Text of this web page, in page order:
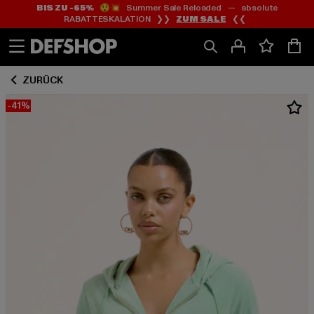
Zum
Inhalt
springen
Zum
Fußzeile
springen
BIS ZU -65%😲💥 Summer Sale Reloaded — absolute
RABATTESKALATION ❯❯ ZUM SALE ❮❮
ZURÜCK
-41%